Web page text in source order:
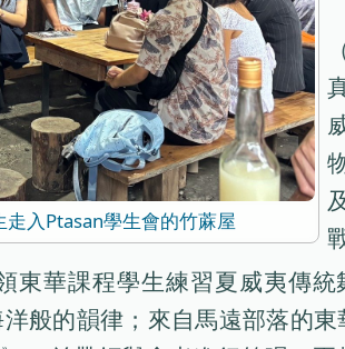
入Ptasan學生會的竹蔴屋
東華課程學生練習夏威夷傳統
般的韻律；來自馬遠部落的東